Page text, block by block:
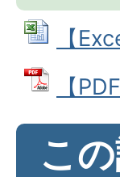
【
【
こ